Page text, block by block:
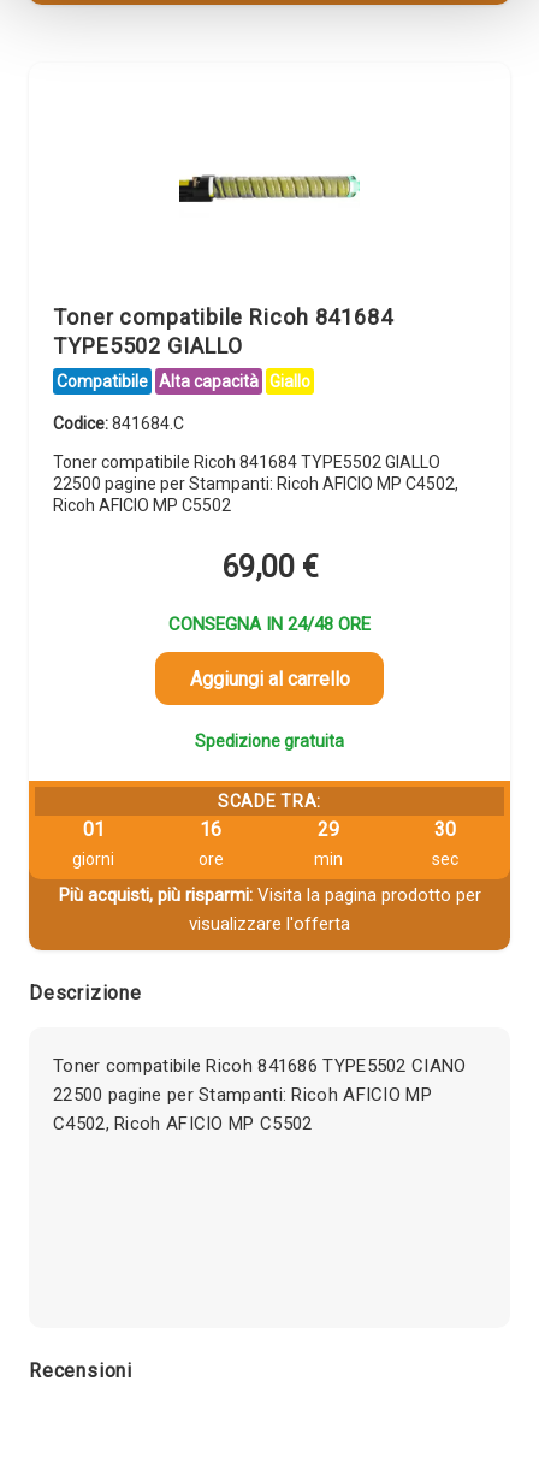
Toner compatibile Ricoh 841684
TYPE5502 GIALLO
Compatibile Alta capacità Giallo
Codice:841684.C
Toner compatibile Ricoh 841684 TYPE5502 GIALLO
22500 pagine per Stampanti: Ricoh AFICIO MP C4502,
Ricoh AFICIO MP C5502
69,00 €
CONSEGNA IN 24/48 ORE
Aggiungi al carrello
Spedizione gratuita
SCADE TRA:
01
giorni
16
ore
29
min
29
sec
Più acquisti, più risparmi:Visita la pagina prodotto per
visualizzare l'offerta
Descrizione
Toner compatibile Ricoh 841686 TYPE5502 CIANO
22500 pagine per Stampanti: Ricoh AFICIO MP
C4502, Ricoh AFICIO MP C5502
Recensioni